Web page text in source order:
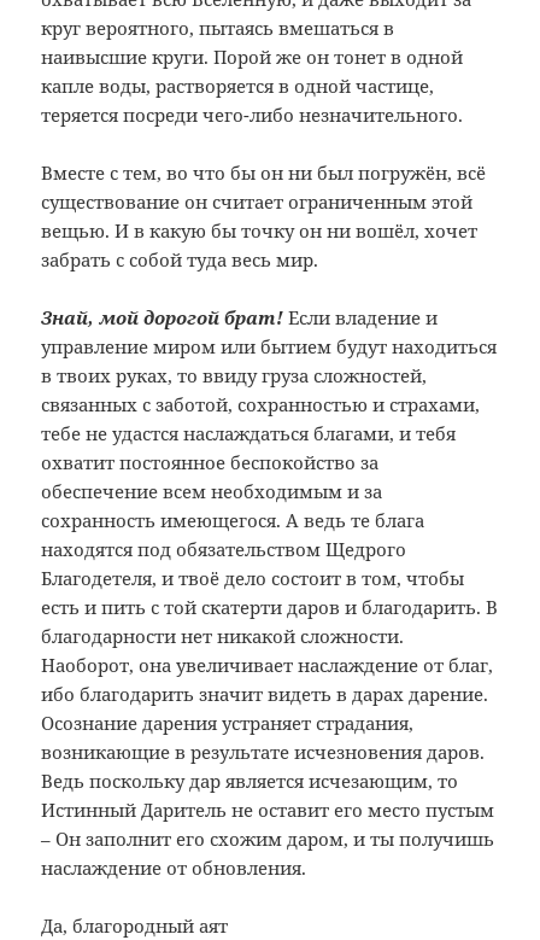
круг вероятного, пытаясь вмешаться в
наивысшие круги. Порой же он тонет в одной
капле воды, растворяется в одной частице,
теряется посреди чего-либо незначительного.
Вместе с тем, во что бы он ни был погружён, всё
существование он считает ограниченным этой
вещью. И в какую бы точку он ни вошёл, хочет
забрать с собой туда весь мир.
Знай, мой дорогой брат! Если владение и
управление миром или бытием будут находиться
в твоих руках, то ввиду груза сложностей,
связанных с заботой, сохранностью и страхами,
тебе не удастся наслаждаться благами, и тебя
охватит постоянное беспокойство за
обеспечение всем необходимым и за
сохранность имеющегося. А ведь те блага
находятся под обязательством Щедрого
Благодетеля, и твоё дело состоит в том, чтобы
есть и пить с той скатерти даров и благодарить. В
благодарности нет никакой сложности.
Наоборот, она увеличивает наслаждение от благ,
ибо благодарить значит видеть в дарах дарение.
Осознание дарения устраняет страдания,
возникающие в результате исчезновения даров.
Ведь поскольку дар является исчезающим, то
Истинный Даритель не оставит его место пустым
– Он заполнит его схожим даром, и ты получишь
наслаждение от обновления.
Да, благородный аят